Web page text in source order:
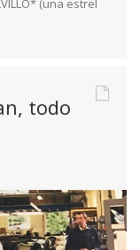
(una estrel
todo